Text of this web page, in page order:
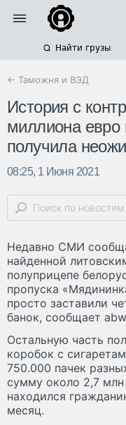
Найти грузы
← Таможня и ВЭД
История с
миллиона евро
получила
08:25, 1 Июня 2021
Недавно СМИ
найденной
полуприцепе
пропуска
просто заставили
банок, сообщает
Остальную часть
коробок с
750.000 пачек
сумму около 2,7 млн
находился
месяц.